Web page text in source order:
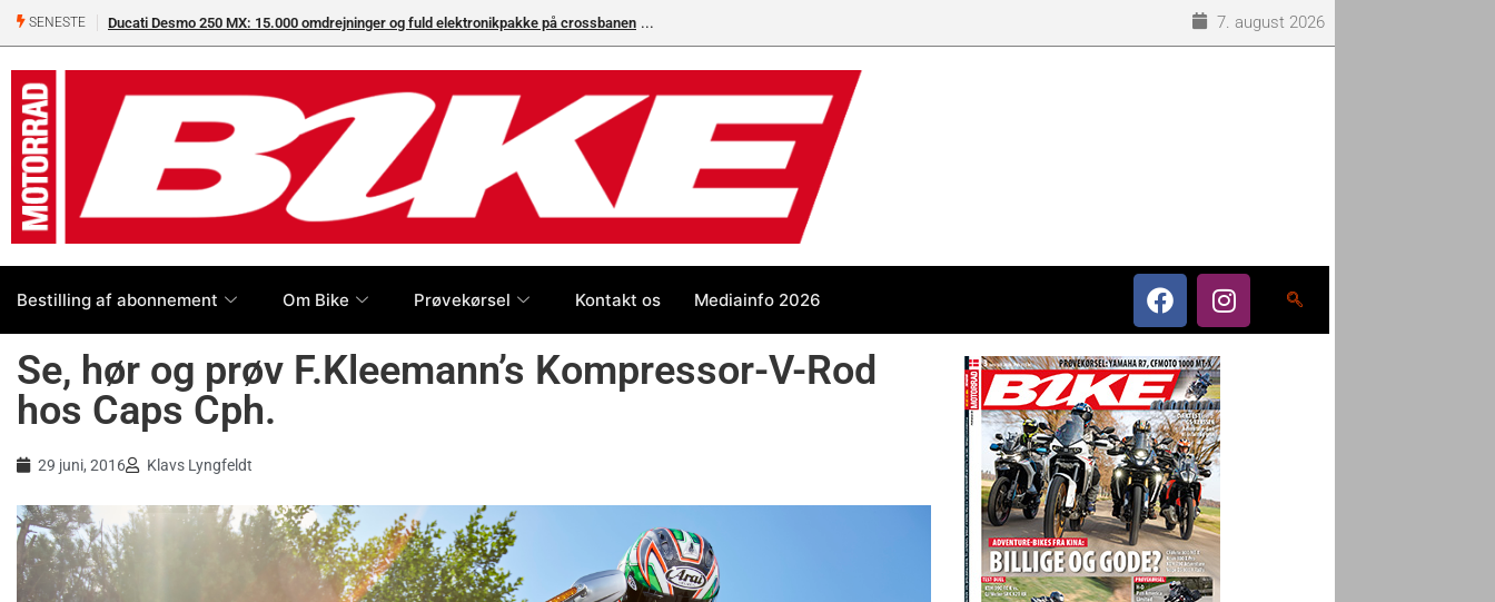
SENESTE Ducati Desmo 250 MX: 15.000 omdrejninger og fuld elektronikpakke på crossbanen 7. august 2026
Bestilling af abonnement Om Bike Prøvekørsel Kontakt os Mediainfo 2026
Se, hør og prøv F.Kleemann’s Kompressor-V-Rod
hos Caps Cph.
29 juni, 2016 Klavs Lyngfeldt